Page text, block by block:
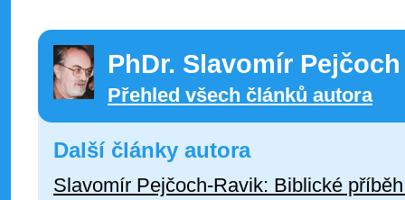
PhDr. Slavomír
Přehled všech článků autora
Další články autora
Slavomír Pejčoch-Ravik: Biblické